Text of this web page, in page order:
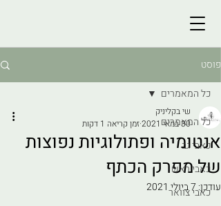
פוסט
כל המאמרים
כאבי גב
כאבי ראש
כאבי צוואר
כל המאמרים
אנטומיה ופתולוגיות נפוצות
של מפרק הכתף
שי בקליניק
30 במאי 2021
זמן קריאה 1 דקות
עודכן:7 ביולי 2021